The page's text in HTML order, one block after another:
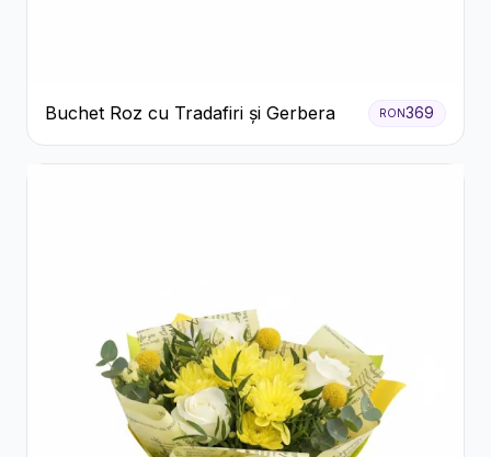
Buchet Roz cu Tradafiri și Gerbera RON369